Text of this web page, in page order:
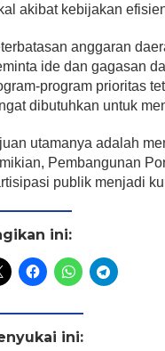
akibat kebijakan
anggaran
ide dan gagasan
program prioritas
dibutuhkan untuk
utamanya adalah
Pembangunan
publik menjadi
ini:
ini: